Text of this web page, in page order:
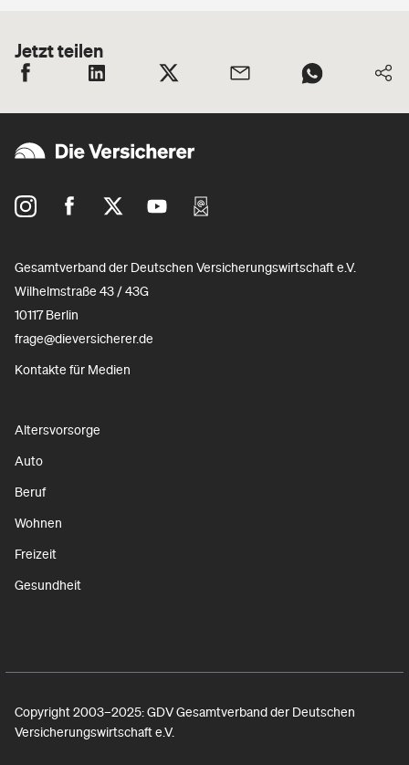
Jetzt teilen
Gesamtverband der Deutschen Versicherungswirtschaft e.V.
Wilhelmstraße 43 / 43G
10117 Berlin
frage@dieversicherer.de
Kontakte für Medien
Altersvorsorge
Auto
Beruf
Wohnen
Freizeit
Gesundheit
Copyright 2003–2025: GDV Gesamtverband der Deutschen
Versicherungswirtschaft e.V.